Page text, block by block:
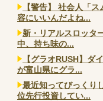
【警告】 社会人「
容にいいんだよね...
新・リアルスロッタ
中、持ち味の...
【グラオRUSH】ダ
が富山県にグラ...
最近知ってびっくり
位先行投資してい...